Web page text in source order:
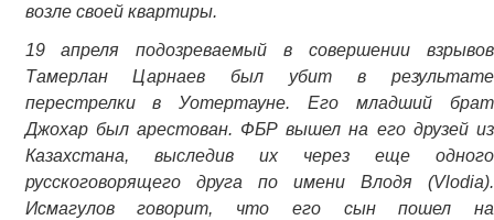
возле своей квартиры.
19 апреля подозреваемый в совершении взрывов
Тамерлан Царнаев был убит в результате
перестрелки в Уотертауне. Его младший брат
Джохар был арестован. ФБР вышел на его друзей из
Казахстана, выследив их через еще одного
русскоговорящего друга по имени Влодя (Vlodia).
Исмагулов говорит, что его сын пошел на